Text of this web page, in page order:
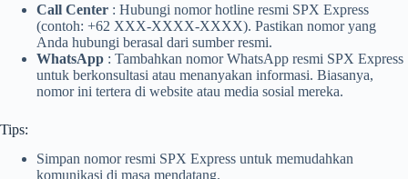
Call Center : Hubungi nomor hotline resmi SPX Express
(contoh: +62 XXX-XXXX-XXXX). Pastikan nomor yang
Anda hubungi berasal dari sumber resmi.
WhatsApp : Tambahkan nomor WhatsApp resmi SPX Express
untuk berkonsultasi atau menanyakan informasi. Biasanya,
nomor ini tertera di website atau media sosial mereka.
Tips:
Simpan nomor resmi SPX Express untuk memudahkan
komunikasi di masa mendatang.